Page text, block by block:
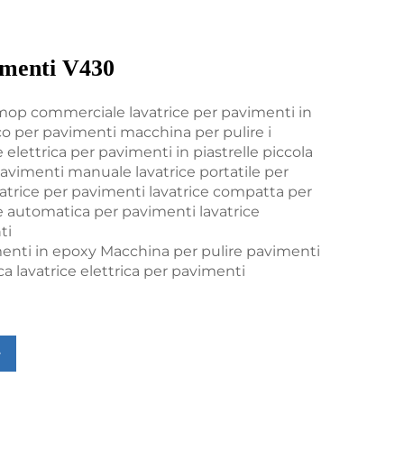
V430
commerciale lavatrice per pavimenti in
per pavimenti macchina per pulire i
elettrica per pavimenti in piastrelle piccola
manuale lavatrice portatile per
per pavimenti lavatrice compatta per
automatica per pavimenti lavatrice
in epoxy Macchina per pulire pavimenti
lavatrice elettrica per pavimenti